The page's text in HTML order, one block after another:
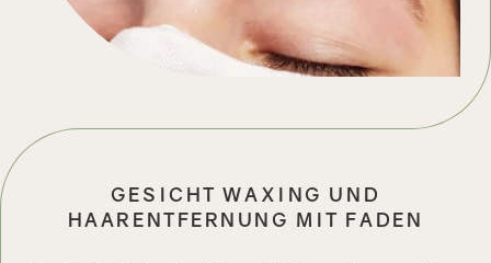
GESICHT WAXING UND
HAARENTFERNUNG MIT FADEN